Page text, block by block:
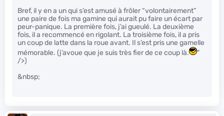
Bref, il y en a un qui s’est amusé à frôler “volontairement”
une paire de fois ma gamine qui aurait pu faire un écart par
peur-panique. La première fois, j’ai gueulé. La deuxième
fois, il a recommencé en rigolant. La troisième fois, il a pris
un coup de latte dans la roue avant. Il s’est pris une gamelle
mémorable. (j’avoue que je suis très fier de ce coup là.
"
/>)
&nbsp;